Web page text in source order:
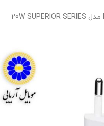
کابل باسئوس 1متری USB-C به Lightning مدل 20W SUPERIOR SERIES